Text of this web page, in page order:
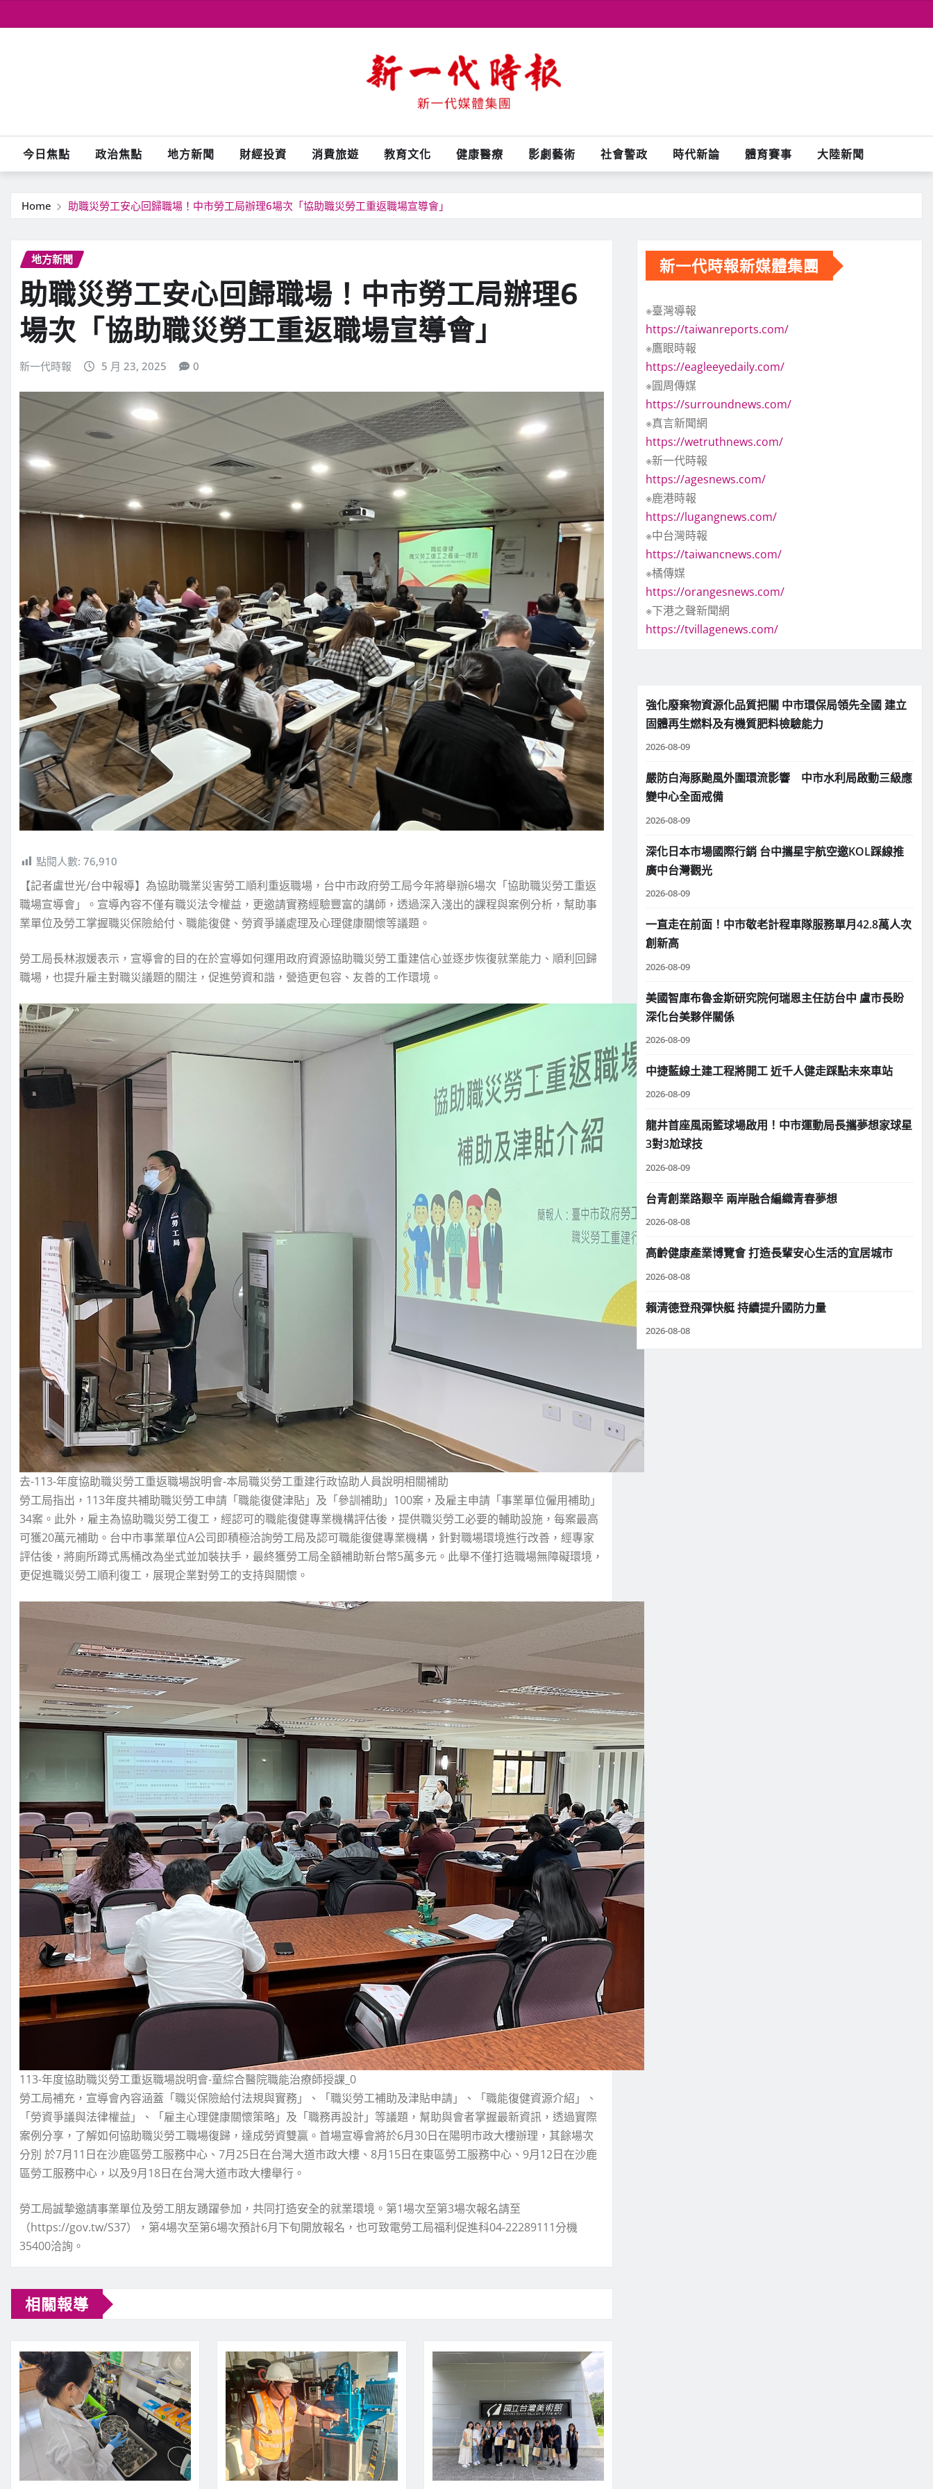
to
今日焦點 政治焦點 地方新聞 財經投資 消費旅遊 教育文化 健康醫療 影劇藝術 社會警政 時代新論 體育賽事 大陸新聞
Home 助職災勞工安心回歸職場！中市勞工局辦理6場次「協助職災勞工重返職場宣導會」
地方新聞
助職災勞工安心回歸職場！中市勞工局辦理6
場次「協助職災勞工重返職場宣導會」
新一代時報 5 月 23, 2025 0
點閱人數: 76,910
【記者盧世光/台中報導】為協助職業災害勞工順利重返職場，台中市政府勞工局今年將舉辦6場次「協助職災勞工重返
職場宣導會」。宣導內容不僅有職災法令權益，更邀請實務經驗豐富的講師，透過深入淺出的課程與案例分析，幫助事
業單位及勞工掌握職災保險給付、職能復健、勞資爭議處理及心理健康關懷等議題。
勞工局長林淑媛表示，宣導會的目的在於宣導如何運用政府資源協助職災勞工重建信心並逐步恢復就業能力、順利回歸
職場，也提升雇主對職災議題的關注，促進勞資和諧，營造更包容、友善的工作環境。
去-113-年度協助職災勞工重返職場說明會-本局職災勞工重建行政協助人員說明相關補助
勞工局指出，113年度共補助職災勞工申請「職能復健津貼」及「參訓補助」100案，及雇主申請「事業單位僱用補助」
34案。此外，雇主為協助職災勞工復工，經認可的職能復健專業機構評估後，提供職災勞工必要的輔助設施，每案最高
可獲20萬元補助。台中市事業單位A公司即積極洽詢勞工局及認可職能復健專業機構，針對職場環境進行改善，經專家
評估後，將廁所蹲式馬桶改為坐式並加裝扶手，最終獲勞工局全額補助新台幣5萬多元。此舉不僅打造職場無障礙環境，
更促進職災勞工順利復工，展現企業對勞工的支持與關懷。
113-年度協助職災勞工重返職場說明會-童綜合醫院職能治療師授課_0
勞工局補充，宣導會內容涵蓋「職災保險給付法規與實務」、「職災勞工補助及津貼申請」、「職能復健資源介紹」、
「勞資爭議與法律權益」、「雇主心理健康關懷策略」及「職務再設計」等議題，幫助與會者掌握最新資訊，透過實際
案例分享，了解如何協助職災勞工職場復歸，達成勞資雙贏。首場宣導會將於6月30日在陽明市政大樓辦理，其餘場次
分別 於7月11日在沙鹿區勞工服務中心、7月25日在台灣大道市政大樓、8月15日在東區勞工服務中心、9月12日在沙鹿
區勞工服務中心，以及9月18日在台灣大道市政大樓舉行。
勞工局誠摯邀請事業單位及勞工朋友踴躍參加，共同打造安全的就業環境。第1場次至第3場次報名請至
（https://gov.tw/S37），第4場次至第6場次預計6月下旬開放報名，也可致電勞工局福利促進科04-22289111分機
35400洽詢。
相關報導
新一代時報新媒體集團
※臺灣導報
https://taiwanreports.com/
※鷹眼時報
https://eagleeyedaily.com/
※圓周傳媒
https://surroundnews.com/
※真言新聞網
https://wetruthnews.com/
※新一代時報
https://agesnews.com/
※鹿港時報
https://lugangnews.com/
※中台灣時報
https://taiwancnews.com/
※橘傳媒
https://orangesnews.com/
※下港之聲新聞網
https://tvillagenews.com/
強化廢棄物資源化品質把關 中市環保局領先全國 建立
固體再生燃料及有機質肥料檢驗能力
2026-08-09
嚴防白海豚颱風外圍環流影響 中市水利局啟動三級應
變中心全面戒備
2026-08-09
深化日本市場國際行銷 台中攜星宇航空邀KOL踩線推
廣中台灣觀光
2026-08-09
一直走在前面！中市敬老計程車隊服務單月42.8萬人次
創新高
2026-08-09
美國智庫布魯金斯研究院何瑞恩主任訪台中 盧市長盼
深化台美夥伴關係
2026-08-09
中捷藍線土建工程將開工 近千人健走踩點未來車站
2026-08-09
龍井首座風雨籃球場啟用！中市運動局長攜夢想家球星
3對3尬球技
2026-08-09
台青創業路艱辛 兩岸融合編織青春夢想
2026-08-08
高齡健康產業博覽會 打造長輩安心生活的宜居城市
2026-08-08
賴清德登飛彈快艇 持續提升國防力量
2026-08-08